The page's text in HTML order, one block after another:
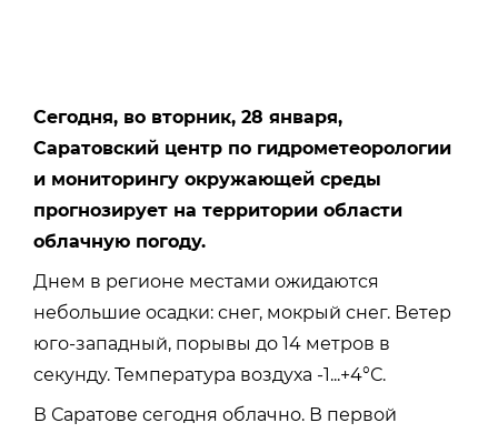
Сегодня, во вторник, 28 января,
Саратовский центр по гидрометеорологии
и мониторингу окружающей среды
прогнозирует на территории области
облачную погоду.
Днем в регионе местами ожидаются
небольшие осадки: снег, мокрый снег. Ветер
юго-западный, порывы до 14 метров в
секунду. Температура воздуха -1...+4°С.
В Саратове сегодня облачно. В первой